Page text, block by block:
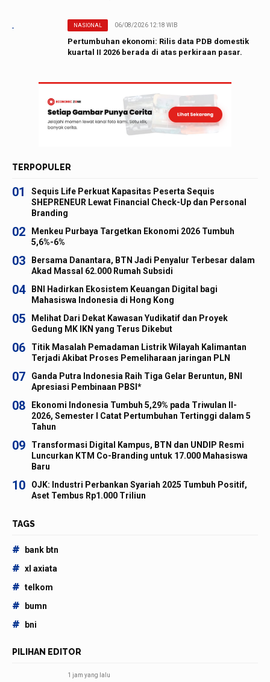
NASIONAL 06/08/2026 12:18 WIB
Pertumbuhan ekonomi: Rilis data PDB domestik
kuartal II 2026 berada di atas perkiraan pasar.
TERPOPULER
01
Sequis Life Perkuat Kapasitas Peserta Sequis
SHEPRENEUR Lewat Financial Check-Up dan Personal
Branding
02
Menkeu Purbaya Targetkan Ekonomi 2026 Tumbuh
5,6%-6%
03
Bersama Danantara, BTN Jadi Penyalur Terbesar dalam
Akad Massal 62.000 Rumah Subsidi
04
BNI Hadirkan Ekosistem Keuangan Digital bagi
Mahasiswa Indonesia di Hong Kong
05
Melihat Dari Dekat Kawasan Yudikatif dan Proyek
Gedung MK IKN yang Terus Dikebut
06
Titik Masalah Pemadaman Listrik Wilayah Kalimantan
Terjadi Akibat Proses Pemeliharaan jaringan PLN
07
Ganda Putra Indonesia Raih Tiga Gelar Beruntun, BNI
Apresiasi Pembinaan PBSI*
08
Ekonomi Indonesia Tumbuh 5,29% pada Triwulan II-
2026, Semester I Catat Pertumbuhan Tertinggi dalam 5
Tahun
09
Transformasi Digital Kampus, BTN dan UNDIP Resmi
Luncurkan KTM Co-Branding untuk 17.000 Mahasiswa
Baru
10
OJK: Industri Perbankan Syariah 2025 Tumbuh Positif,
Aset Tembus Rp1.000 Triliun
TAGS
# bank btn
# xl axiata
# telkom
# bumn
# bni
PILIHAN EDITOR
1 jam yang lalu